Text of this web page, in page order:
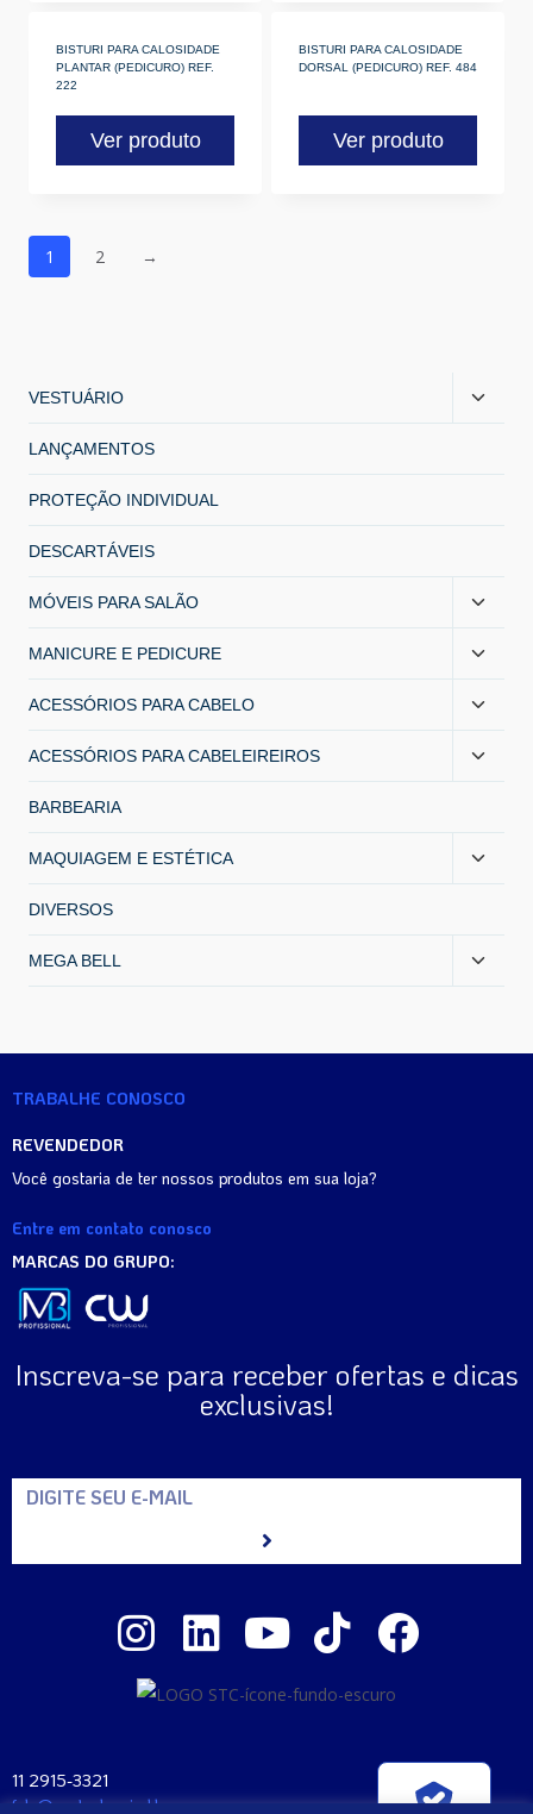
BISTURI PARA CALOSIDADE
PLANTAR (PEDICURO) REF.
222
Ver produto
BISTURI PARA CALOSIDADE
DORSAL (PEDICURO) REF. 484
Ver produto
1 2 →
VESTUÁRIO
LANÇAMENTOS
PROTEÇÃO INDIVIDUAL
DESCARTÁVEIS
MÓVEIS PARA SALÃO
MANICURE E PEDICURE
ACESSÓRIOS PARA CABELO
ACESSÓRIOS PARA CABELEIREIROS
BARBEARIA
MAQUIAGEM E ESTÉTICA
DIVERSOS
MEGA BELL
TRABALHE CONOSCO
REVENDEDOR
Você gostaria de ter nossos produtos em sua loja?
Entre em contato conosco
MARCAS DO GRUPO:
Inscreva-se para receber ofertas e dicas
exclusivas!
11 2915-3321
fale@santaclara.ind.br